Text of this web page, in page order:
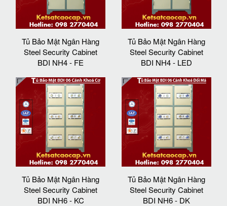
Tủ Bảo Mật Ngân Hàng
Steel Security Cabinet
BDI NH4 - FE
Tủ Bảo Mật Ngân Hàng
Steel Security Cabinet
BDI NH4 - LED
Tủ Bảo Mật Ngân Hàng
Steel Security Cabinet
BDI NH6 - KC
Tủ Bảo Mật Ngân Hàng
Steel Security Cabinet
BDI NH6 - DK